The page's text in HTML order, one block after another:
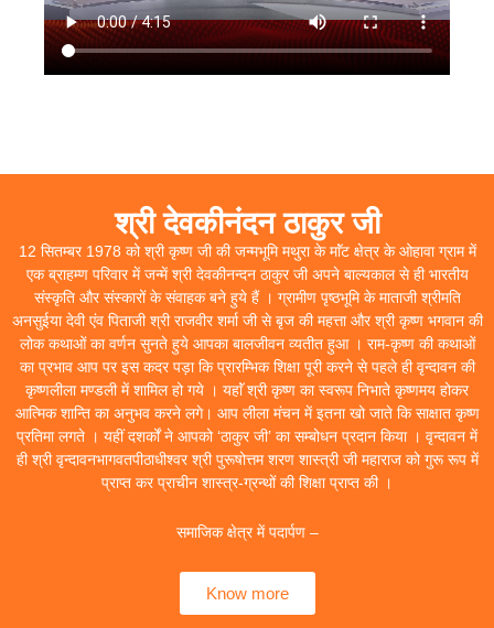
श्री देवकीनंदन ठाकुर जी
12 सितम्बर 1978 को श्री कृष्ण जी की जन्मभूमि मथुरा के माॅंट क्षेत्र के ओहावा ग्राम में
एक ब्राहम्ण परिवार में जन्में श्री देवकीनन्दन ठाकुर जी अपने बाल्यकाल से ही भारतीय
संस्कृति और संस्कारों के संवाहक बने हुये हैं । ग्रामीण पृष्ठभूमि के माताजी श्रीमति
अनसुईया देवी एंव पिताजी श्री राजवीर शर्मा जी से बृज की महत्ता और श्री कृष्ण भगवान की
लोक कथाओं का वर्णन सुनते हुये आपका बालजीवन व्यतीत हुआ । राम-कृष्ण की कथाओं
का प्रभाव आप पर इस कदर पड़ा कि प्रारम्भिक शिक्षा पूरी करने से पहले ही वृन्दावन की
कृष्णलीला मण्डली में शामिल हो गये । यहाॅं श्री कृष्ण का स्वरूप निभाते कृष्णमय होकर
आत्मिक शान्ति का अनुभव करने लगे। आप लीला मंचन में इतना खो जाते कि साक्षात कृष्ण
प्रतिमा लगते । यहीं दशर्कों ने आपको ‘ठाकुर जी’ का सम्बोधन प्रदान किया । वृन्दावन में
ही श्री वृन्दावनभागवतपीठाधीश्वर श्री पुरूषोत्तम शरण शास्त्री जी महाराज को गुरू रूप में
प्राप्त कर प्राचीन शास्त्र-ग्रन्थों की शिक्षा प्राप्त की ।
समाजिक क्षेत्र में पदार्पण –
Know more